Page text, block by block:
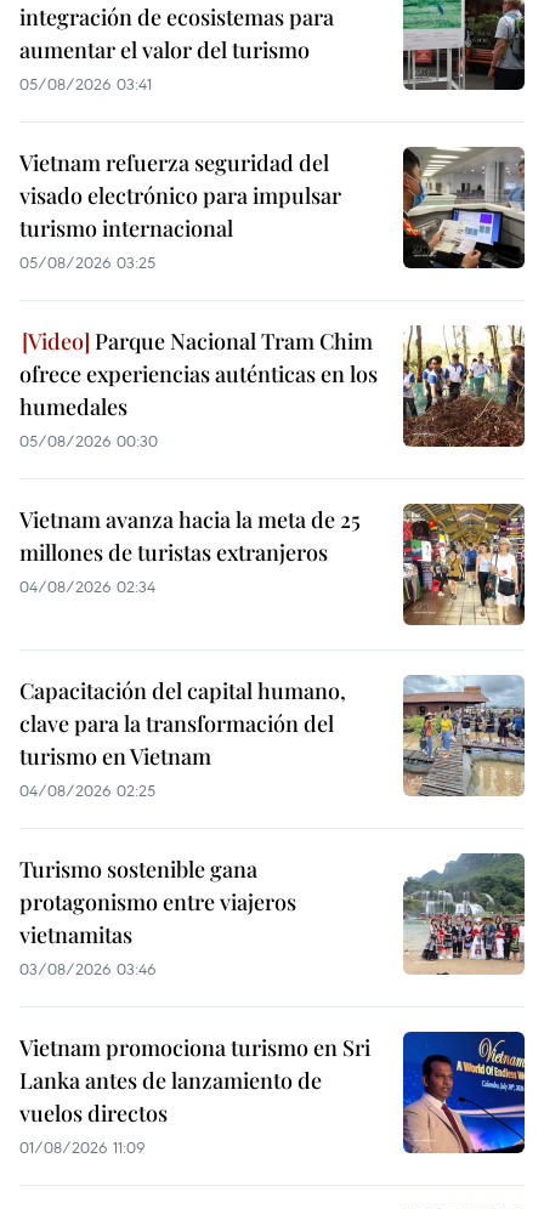
integración de ecosistemas para
aumentar el valor del turismo
05/08/2026 03:41
Vietnam refuerza seguridad del
visado electrónico para impulsar
turismo internacional
05/08/2026 03:25
Parque Nacional Tram Chim
ofrece experiencias auténticas en los
humedales
05/08/2026 00:30
Vietnam avanza hacia la meta de 25
millones de turistas extranjeros
04/08/2026 02:34
Capacitación del capital humano,
clave para la transformación del
turismo en Vietnam
04/08/2026 02:25
Turismo sostenible gana
protagonismo entre viajeros
vietnamitas
03/08/2026 03:46
Vietnam promociona turismo en Sri
Lanka antes de lanzamiento de
vuelos directos
01/08/2026 11:09